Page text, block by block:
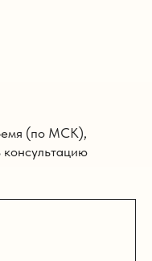
(по МСК),
консультацию